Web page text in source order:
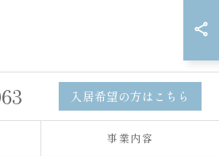
入居希望の方はこちら
事業内容